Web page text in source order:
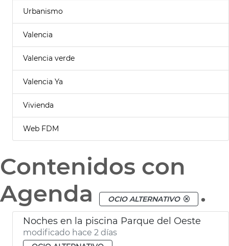
Urbanismo
Valencia
Valencia verde
Valencia Ya
Vivienda
Web FDM
Contenidos con
Agenda
OCIO ALTERNATIVO .
Noches en la piscina Parque del Oeste
modificado hace 2 días